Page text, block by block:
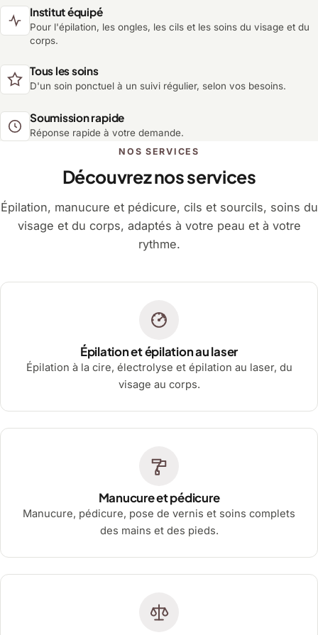
Institut équipé
Pour l'épilation, les ongles, les cils et les soins du visage et du
corps.
Tous les soins
D'un soin ponctuel à un suivi régulier, selon vos besoins.
Soumission rapide
Réponse rapide à votre demande.
NOS SERVICES
Découvrez nos services
Épilation, manucure et pédicure, cils et sourcils, soins du
visage et du corps, adaptés à votre peau et à votre
rythme.
Épilation et épilation au laser
Épilation à la cire, électrolyse et épilation au laser, du
visage au corps.
Manucure et pédicure
Manucure, pédicure, pose de vernis et soins complets
des mains et des pieds.